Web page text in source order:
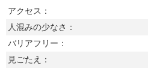
アクセス：
人混みの少なさ：
バリアフリー：
見ごたえ：